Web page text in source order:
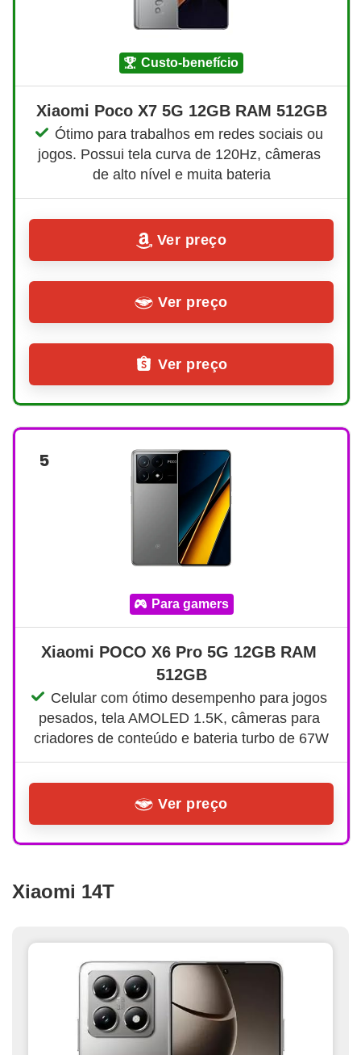
custo-benefício
Xiaomi Poco X7 5G 12GB RAM 512GB
Ótimo para trabalhos em redes sociais ou
jogos. Possui tela curva de 120Hz, câmeras
de alto nível e muita bateria
Ver preço
Ver preço
Ver preço
5
para gamers
Xiaomi POCO X6 Pro 5G 12GB RAM
512GB
Celular com ótimo desempenho para jogos
pesados, tela AMOLED 1.5K, câmeras para
criadores de conteúdo e bateria turbo de 67W
Ver preço
Xiaomi 14T